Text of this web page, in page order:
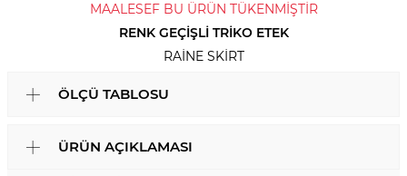
MAALESEF BU ÜRÜN TÜKENMİŞTİR
RENK GEÇIŞLI TRIKO ETEK
RAINE SKIRT
ÖLÇÜ TABLOSU
ÜRÜN AÇIKLAMASI